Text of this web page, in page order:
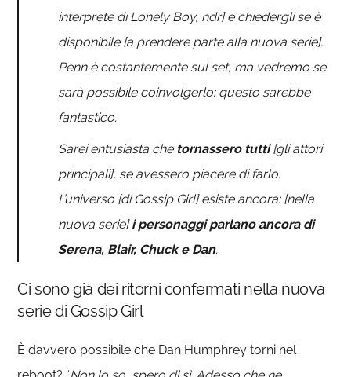
interprete di Lonely Boy, ndr] e chiedergli se è
disponibile [a prendere parte alla nuova serie].
Penn è costantemente sul set, ma vedremo se
sarà possibile coinvolgerlo: questo sarebbe
fantastico.
Sarei entusiasta che tornassero tutti[gli attori
principali], se avessero piacere di farlo.
L’universo [di Gossip Girl] esiste ancora: [nella
nuova serie]i personaggi parlano ancora di
Serena, Blair, Chuck e Dan.
Ci sono già dei ritorni confermati nella nuova
serie di Gossip Girl
È davvero possibile che Dan Humphrey torni nel